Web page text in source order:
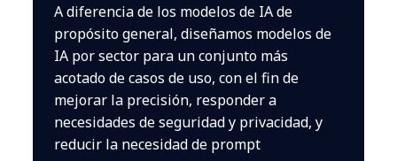
A diferencia de los modelos de IA de
propósito general, diseñamos modelos de
IA por sector para un conjunto más
acotado de casos de uso, con el fin de
mejorar la precisión, responder a
necesidades de seguridad y privacidad, y
reducir la necesidad de prompt